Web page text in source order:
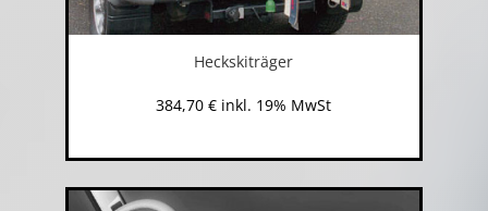
Heckskiträger
384,70€ inkl. 19% MwSt